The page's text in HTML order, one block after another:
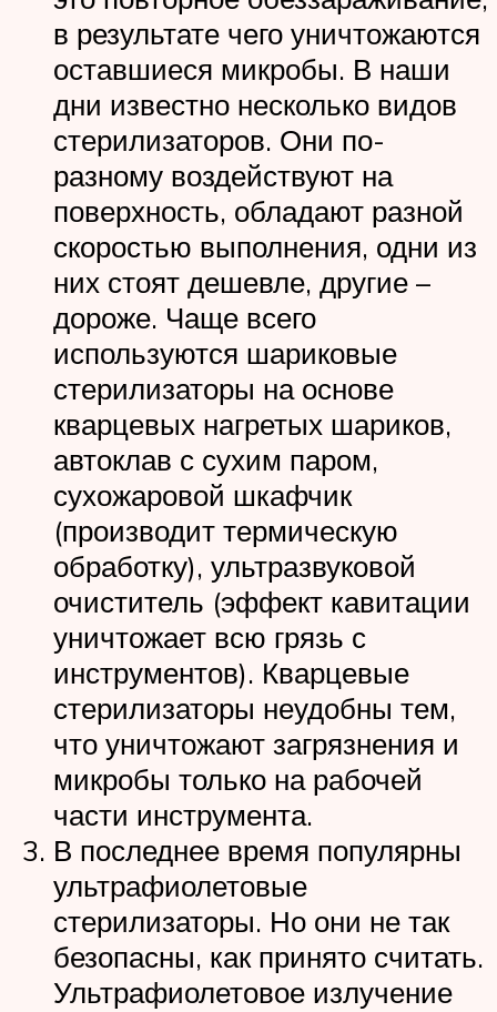
в результате чего уничтожаются
оставшиеся микробы. В наши
дни известно несколько видов
стерилизаторов. Они по-
разному воздействуют на
поверхность, обладают разной
скоростью выполнения, одни из
них стоят дешевле, другие –
дороже. Чаще всего
используются шариковые
стерилизаторы на основе
кварцевых нагретых шариков,
автоклав с сухим паром,
сухожаровой шкафчик
(производит термическую
обработку), ультразвуковой
очиститель (эффект кавитации
уничтожает всю грязь с
инструментов). Кварцевые
стерилизаторы неудобны тем,
что уничтожают загрязнения и
микробы только на рабочей
части инструмента.
В последнее время популярны
ультрафиолетовые
стерилизаторы. Но они не так
безопасны, как принято считать.
Ультрафиолетовое излучение